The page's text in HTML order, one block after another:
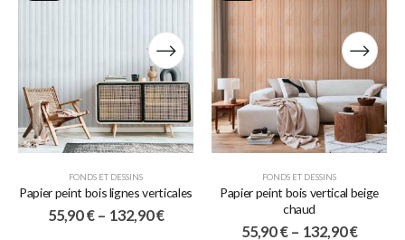
FONDS ET DESSINS
Papier peint bois lignes verticales
55,90€ – 132,90€
FONDS ET DESSINS
Papier peint bois vertical beige
chaud
55,90€ – 132,90€